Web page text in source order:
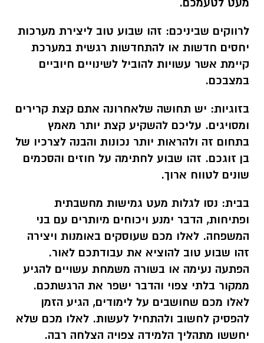
לרווקים שביניכם: זהו שבוע טוב ליצירת מערכות
יחסים חדשות או להתחדשות רגשית במערכת
קיימת אשר עשויות להוביל לשינויים חיוביים
במצבכם.
בזוגיות: יש תחושה שלאחרונה אתם קצת קרירים
ומסויגים. עליכם להשקיע קצת יותר מאמץ
בתחום זה ולהראות יותר נכונות והבנה לצרכיו של
בן זוגכם. זהו שבוע לחתימה על חוזים והסכמים
שונים לטווח ארוך.
בבית: נסו לגלות מעט גמישות מחשבתית
ופתיחות, הדבר ימנע ויכוחים מיותרים עם בני
המשפחה. לאלו מכם שעוסקים באומנות ויצירה
זהו שבוע טוב להוציא את עבודתכם לאור.
הפתעה נעימה או בשורה משמחת עשויים להגיע
ממקור בלתי צפוי והדבר ישפר את הרגשתכם.
לאלו מכם שחושבים על לימודים, הגיע הזמן
להפסיק לחשוב ולהתחיל לעשות. לאלו מכם שלא
יחששו מתהליך הלמידה צפויה הצלחה רבה.